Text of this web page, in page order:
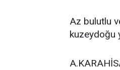
Az bulutlu
kuzeydoğu